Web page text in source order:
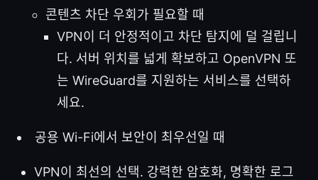
콘텐츠 차단 우회가 필요할 때
VPN이 더 안정적이고 차단 탐지에 덜 걸립니
다. 서버 위치를 넓게 확보하고 OpenVPN 또
는 WireGuard를 지원하는 서비스를 선택하
세요.
공용 Wi-Fi에서 보안이 최우선일 때
VPN이 최선의 선택. 강력한 암호화, 명확한 로그